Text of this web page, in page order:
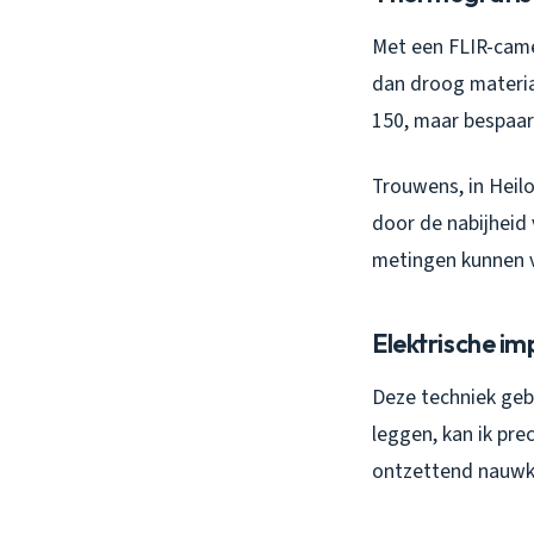
Met een FLIR-
dan droog
150, maar
Trouwens, in
door de
metingen kunnen
Elektrische
Deze techniek
leggen, kan ik
ontzettend